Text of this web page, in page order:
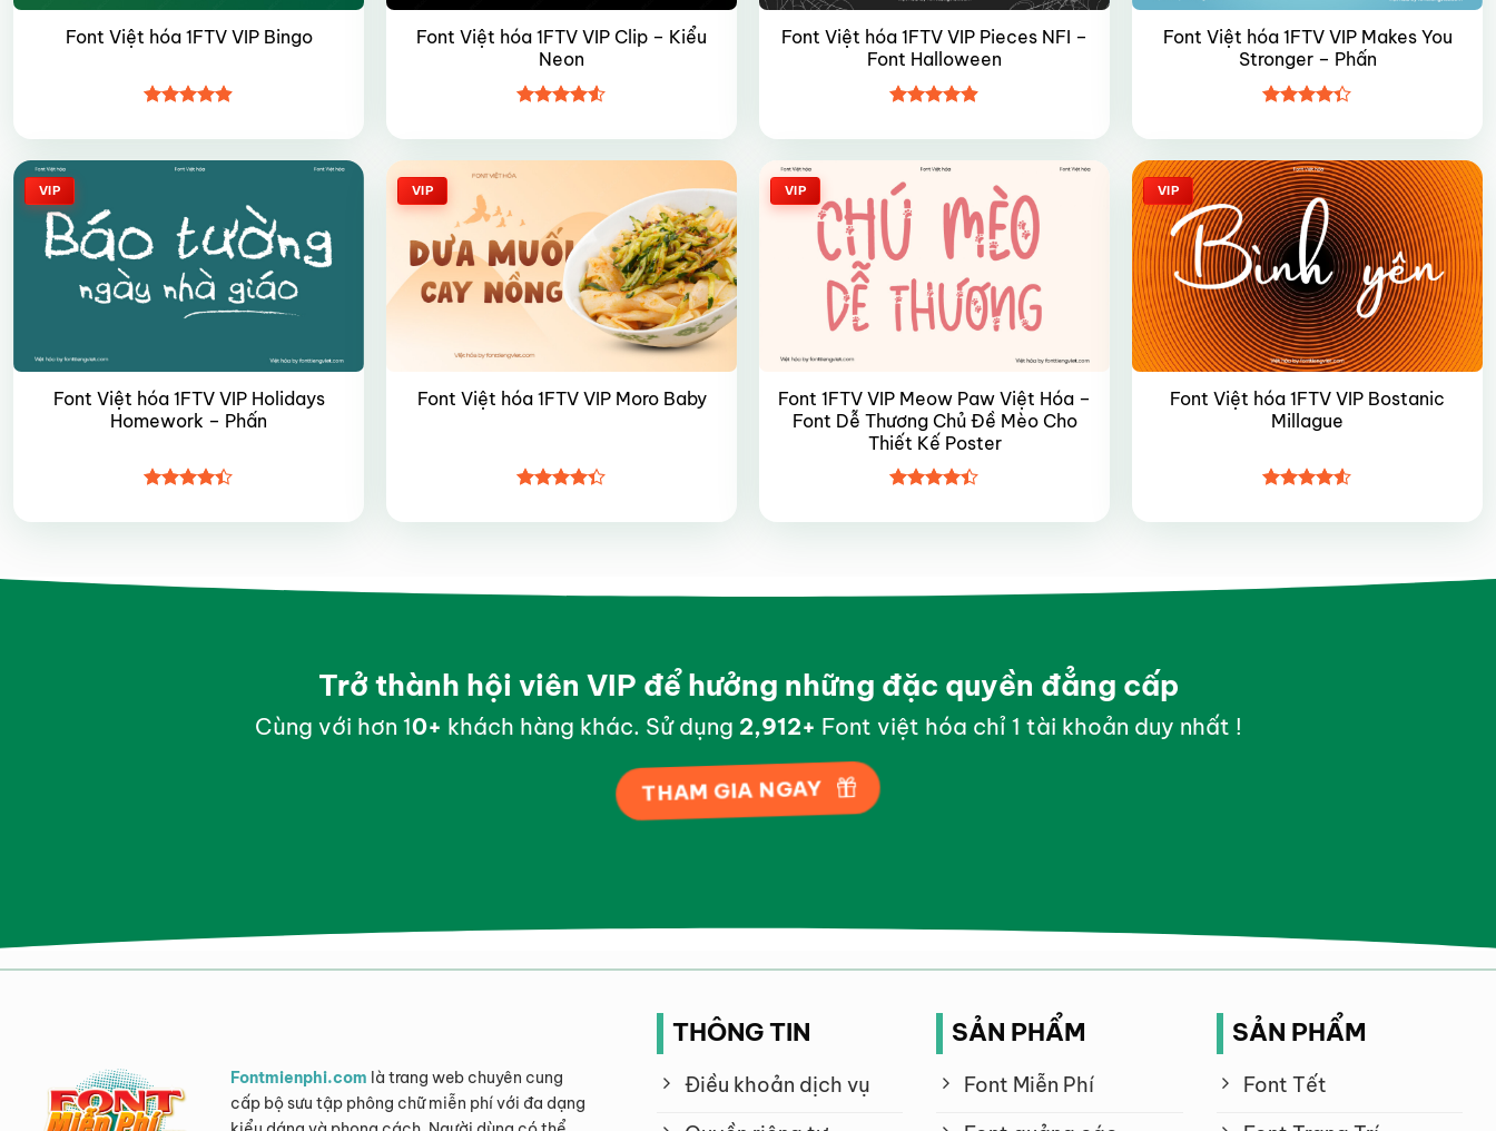
Font Việt hóa 1FTV VIP Bingo
hạng4.85
Font Việt hóa 1FTV VIP Clip – Kiểu
Neon
hạng4.5
Font Việt hóa 1FTV VIP Pieces NFI –
Font Halloween
hạng4.95
Font Việt hóa 1FTV VIP Makes You
Stronger – Phấn
hạng4.35
VIP
Font Việt hóa 1FTV VIP Holidays
Homework – Phấn
hạng4.4
VIP
Font Việt hóa 1FTV VIP Moro Baby
hạng4.35
VIP
Font 1FTV VIP Meow Paw Việt Hóa –
Font Dễ Thương Chủ Đề Mèo Cho
Thiết Kế Poster
hạng4.4
VIP
Font Việt hóa 1FTV VIP Bostanic
Millague
hạng4.5
Trở thành hội viên VIP để hưởng những đặc quyền đẳng cấp
Cùng với hơn 10+khách hàng khác. Sử dụng 2,998+ Font việt hóa chỉ 1 tài khoản duy nhất !
THAM GIA NGAY
Fontmienphi.com là trang web chuyên cung
cấp bộ sưu tập phông chữ miễn phí với đa dạng
THÔNG TIN
Điều khoản dịch vụ
SẢN PHẨM
Font Miễn Phí
SẢN PHẨM
Font Tết